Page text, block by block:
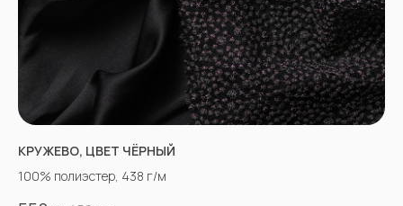
КРУЖЕВО, ЦВЕТ ЧЁРНЫЙ
100% полиэстер, 438 г/м